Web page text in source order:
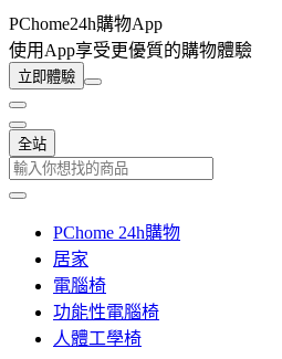
PChome24h購物App
使用App享受更優質的購物體驗
立即體驗
全站
PChome 24h購物
居家
電腦椅
功能性電腦椅
人體工學椅